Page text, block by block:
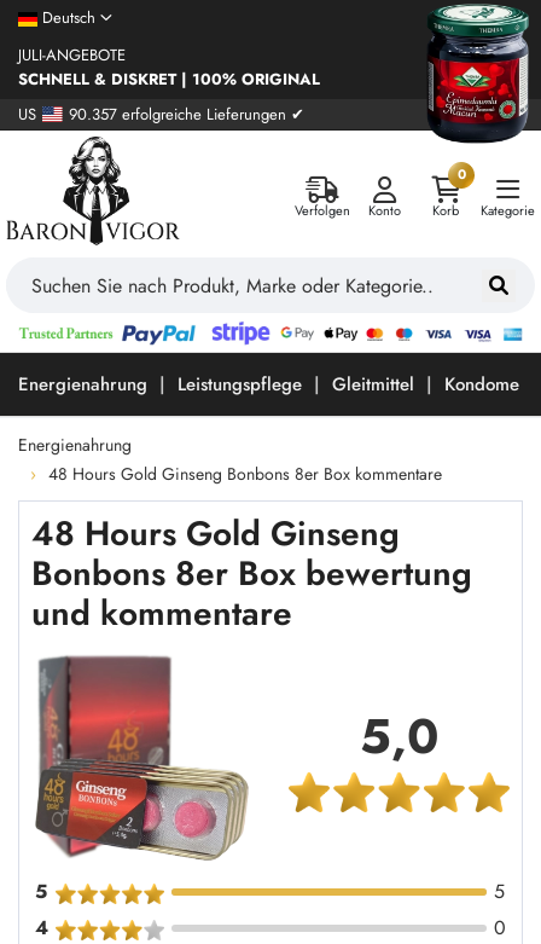
Deutsch
JULI-ANGEBOTE
SCHNELL & DISKRET | 100% ORIGINAL
US
90.357 erfolgreiche Lieferungen ✔
Verfolgen Konto
0
Korb
Kategorie
Energienahrung Leistungspflege Gleitmittel Kondome
Energienahrung
48 Hours Gold Ginseng Bonbons 8er Box kommentare
48 Hours Gold Ginseng
Bonbons 8er Box bewertung
und kommentare
5,0
5
5
4
0